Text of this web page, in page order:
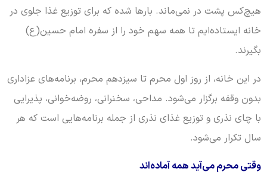
هیچ‌کس پشت در نمی‌ماند. بارها شده که برای توزیع غذا جلوی در
خانه ایستاده‌ایم تا همه سهم خود را از سفره امام حسین(ع)
بگیرند.
در این خانه، از روز اول محرم تا سیزدهم محرم، برنامه‌های عزاداری
بدون وقفه برگزار می‌شود. مداحی، سخنرانی، روضه‌خوانی، پذیرایی
با چای نذری و توزیع غذای نذری از جمله برنامه‌هایی است که هر
سال تکرار می‌شود.
وقتی محرم می‌آید همه آماده‌اند